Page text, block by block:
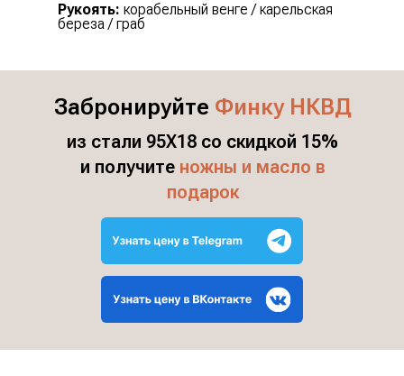
Рукоять: корабельный венге / карельская
береза / граб
из стали 95Х18 со скидкой 15%
и получите ножны и масло в
подарок
Забронируйте Финку НКВД